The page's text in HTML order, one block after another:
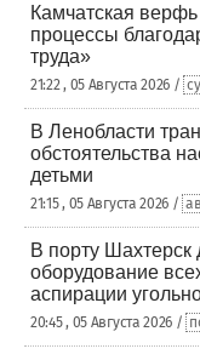
Камчатская
процессы
труда»
21:22 , 05 Августа 2026 /
В Ленобласти
обстоятельства
детьми
21:15 , 05 Августа 2026 /
В порту Шахтерск
оборудование
аспирации
20:45 , 05 Августа 2026 /